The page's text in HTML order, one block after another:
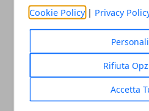
Cookie Policy | Privacy
Rifiuta
Accetta
Facebook
TwitterWhatsapp